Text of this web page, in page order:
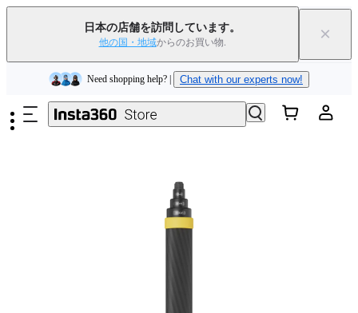
日本の店舗を訪問しています。
他の国・地域からのお買い物. ×
メインコンテンツへスキップ
下取りで旧デバイスを出すと、新規購入でキャッシュバックまたはクー
Need shopping help? | Chat with our experts now!
Insta360 Luna Ultra｜ ｜送料無料